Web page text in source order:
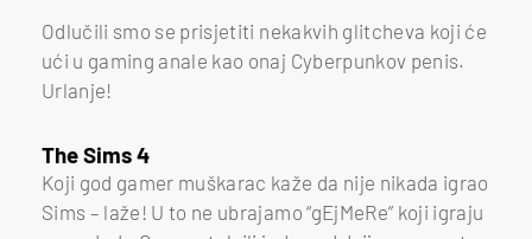
Odlučili smo se prisjetiti nekakvih glitcheva koji će
ući u gaming anale kao onaj Cyberpunkov penis.
Urlanje!
The Sims 4
Koji god gamer muškarac kaže da nije nikada igrao
Sims – laže! U to ne ubrajamo “gEjMeRe” koji igraju